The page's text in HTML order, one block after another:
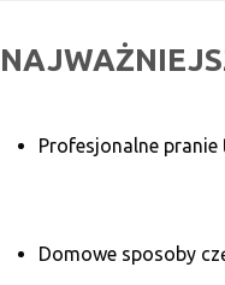
Profesjonalne
Domowe sposoby